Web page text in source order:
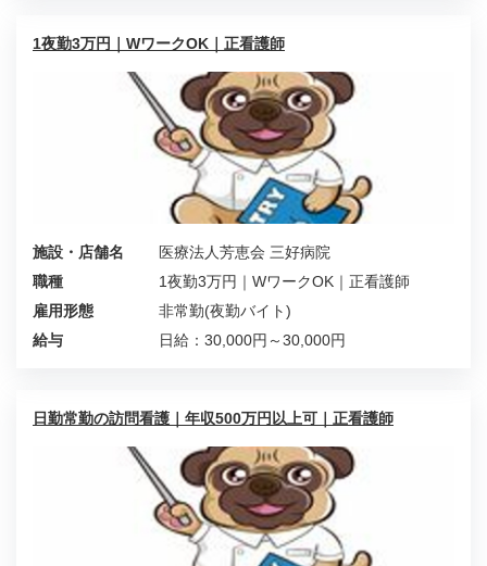
1夜勤3万円｜WワークOK｜正看護師
施設・店舗名
医療法人芳恵会 三好病院
職種
1夜勤3万円｜WワークOK｜正看護師
雇用形態
非常勤(夜勤バイト)
給与
日給：30,000円～30,000円
日勤常勤の訪問看護｜年収500万円以上可｜正看護師